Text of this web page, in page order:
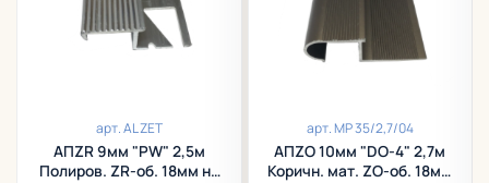
арт.AL ZET
АПZR 9мм "PW" 2,5м
Полиров. ZR-об. 18мм на
арт.МР 35/2,7/04
АПZО 10мм "DO-4" 2,7м
Коричн. мат. ZО-об. 18мм